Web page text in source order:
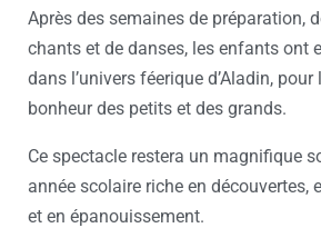
Après des semaines de préparation,
chants et de danses, les enfants ont
dans l’univers féerique d’Aladin,
bonheur des petits et des grands.
Ce spectacle restera un magnifique
année scolaire riche en découvertes,
et en épanouissement.